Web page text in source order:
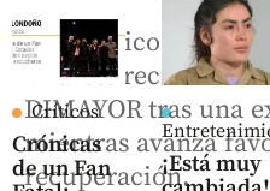
Críticos
Crónicas
de un Fan
¡Está muy
El histórico
Vilarete recibió el
DIMAYOR tras una
mientras avanza
recuperación.